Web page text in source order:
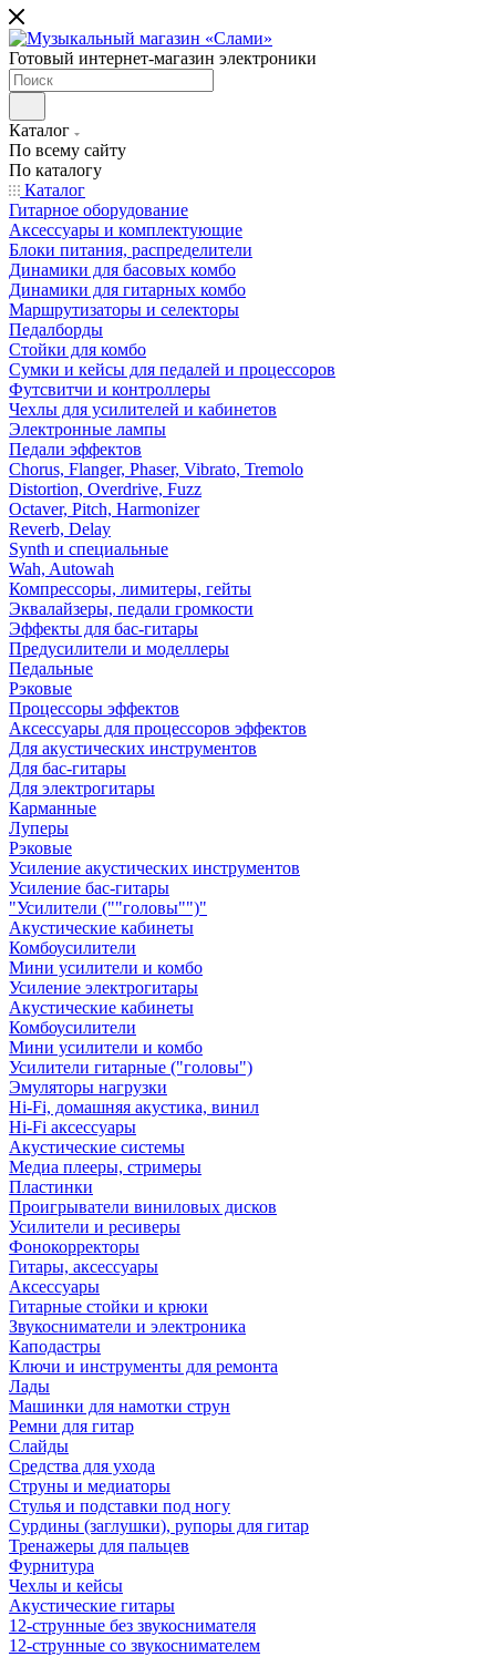
Готовый интернет-магазин электроники
Каталог
По всему сайту
По каталогу
Каталог
Гитарное оборудование
Аксессуары и комплектующие
Блоки питания, распределители
Динамики для басовых комбо
Динамики для гитарных комбо
Маршрутизаторы и селекторы
Педалборды
Стойки для комбо
Сумки и кейсы для педалей и процессоров
Футсвитчи и контроллеры
Чехлы для усилителей и кабинетов
Электронные лампы
Педали эффектов
Chorus, Flanger, Phaser, Vibrato, Tremolo
Distortion, Overdrive, Fuzz
Octaver, Pitch, Harmonizer
Reverb, Delay
Synth и специальные
Wah, Autowah
Компрессоры, лимитеры, гейты
Эквалайзеры, педали громкости
Эффекты для бас-гитары
Предусилители и моделлеры
Педальные
Рэковые
Процессоры эффектов
Аксессуары для процессоров эффектов
Для акустических инструментов
Для бас-гитары
Для электрогитары
Карманные
Луперы
Рэковые
Усиление акустических инструментов
Усиление бас-гитары
"Усилители (""головы"")"
Акустические кабинеты
Комбоусилители
Мини усилители и комбо
Усиление электрогитары
Акустические кабинеты
Комбоусилители
Мини усилители и комбо
Усилители гитарные ("головы")
Эмуляторы нагрузки
Hi-Fi, домашняя акустика, винил
Hi-Fi аксессуары
Акустические системы
Медиа плееры, стримеры
Пластинки
Проигрыватели виниловых дисков
Усилители и ресиверы
Фонокорректоры
Гитары, аксессуары
Аксессуары
Гитарные стойки и крюки
Звукосниматели и электроника
Каподастры
Ключи и инструменты для ремонта
Лады
Машинки для намотки струн
Ремни для гитар
Слайды
Средства для ухода
Струны и медиаторы
Стулья и подставки под ногу
Сурдины (заглушки), рупоры для гитар
Тренажеры для пальцев
Фурнитура
Чехлы и кейсы
Акустические гитары
12-струнные без звукоснимателя
12-струнные со звукоснимателем